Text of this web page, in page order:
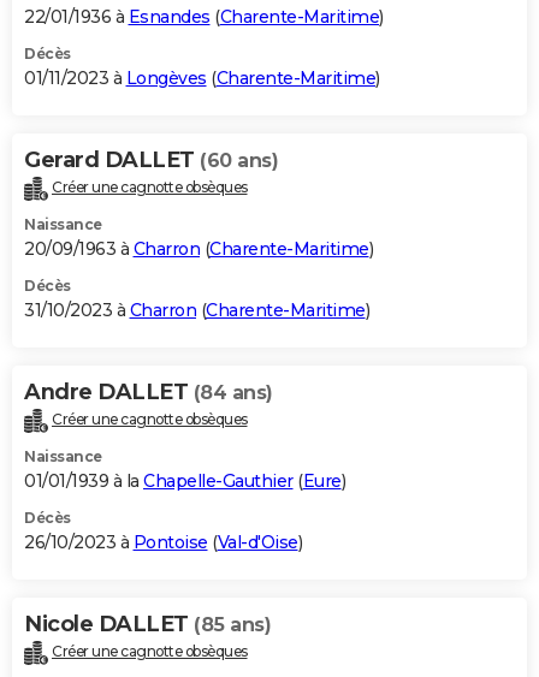
22/01/1936 à Esnandes (Charente-Maritime)
Décès
01/11/2023 à Longèves (Charente-Maritime)
Gerard DALLET (60 ans)
Créer une cagnotte obsèques
Naissance
20/09/1963 à Charron (Charente-Maritime)
Décès
31/10/2023 à Charron (Charente-Maritime)
Andre DALLET (84 ans)
Créer une cagnotte obsèques
Naissance
01/01/1939 à la Chapelle-Gauthier(Eure)
Décès
26/10/2023 à Pontoise (Val-d'Oise)
Nicole DALLET (85 ans)
Créer une cagnotte obsèques